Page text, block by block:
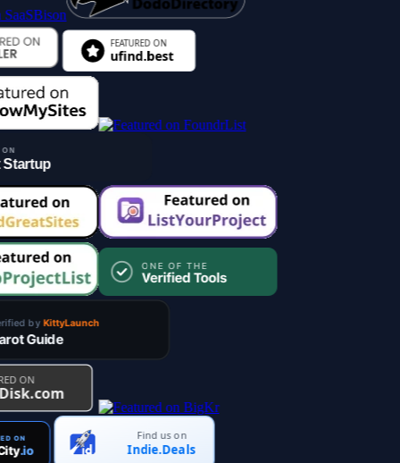
Find us on
Indie.Deals